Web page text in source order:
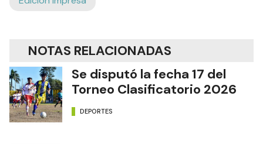
NOTAS RELACIONADAS
Se disputó la fecha 17 del
Torneo Clasificatorio 2026
DEPORTES